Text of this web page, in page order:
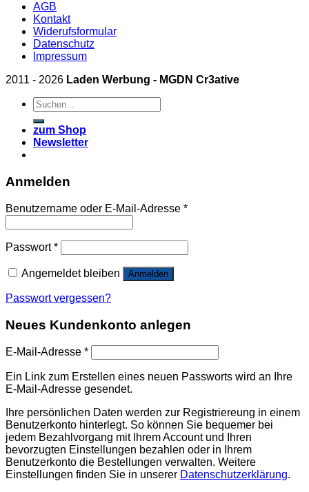
AGB
Kontakt
Widerufsformular
Datenschutz
Impressum
2011 - 2026 Laden Werbung - MGDN Cr3ative
Suchen
nach:
zum Shop
Newsletter
Anmelden
Benutzername oder E-Mail-Adresse *
Passwort*
Angemeldet bleiben Anmelden
Passwort vergessen?
Neues Kundenkonto anlegen
E-Mail-Adresse *
Ein Link zum Erstellen eines neuen Passworts wird an Ihre
E-Mail-Adresse gesendet.
Ihre persönlichen Daten werden zur Registriereung in einem
Benutzerkonto hinterlegt. So können Sie bequemer bei
jedem Bezahlvorgang mit Ihrem Account und Ihren
bevorzugten Einstellungen bezahlen oder in Ihrem
Benutzerkonto die Bestellungen verwalten. Weitere
Einstellungen finden Sie in unserer Datenschutzerklärung.